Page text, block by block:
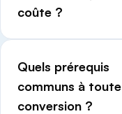
coûte ?
Quels prérequis
communs à toute
conversion ?